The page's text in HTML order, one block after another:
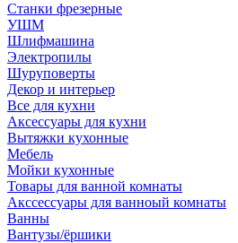
Станки фрезерные
УШМ
Шлифмашина
Электропилы
Шуруповерты
Декор и интерьер
Все для кухни
Аксессуары для кухни
Вытяжки кухонные
Мебель
Мойки кухонные
Товары для ванной комнаты
Акссессуары для ванноый комнаты
Ванны
Вантузы/ёршики